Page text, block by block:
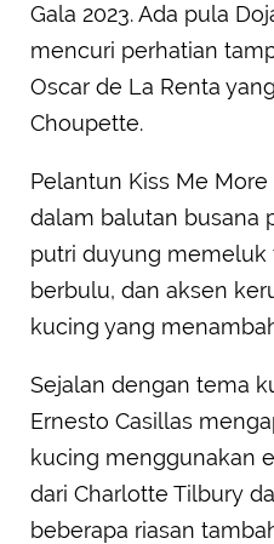
Gala 2023. Ada pula
mencuri perhatian
Oscar de La Renta
Choupette.
Pelantun Kiss Me
dalam balutan busana
putri duyung
berbulu, dan aksen
kucing yang
Sejalan dengan tema
Ernesto Casillas
kucing menggunakan
dari Charlotte Tilbury
beberapa riasan